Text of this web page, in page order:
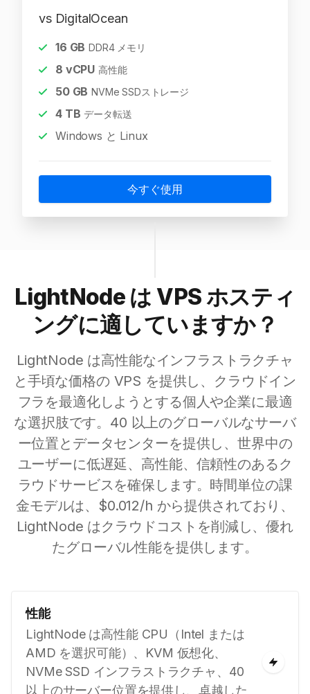
vs DigitalOcean
16 GB DDR4 メモリ
8 vCPU 高性能
50GB NVMe SSDストレージ
4TB データ転送
Windows と Linux
今すぐ使用
LightNode は VPS ホスティ
ングに適していますか？
LightNode は高性能なインフラストラクチャ
と手頃な価格の VPS を提供し、クラウドイン
フラを最適化しようとする個人や企業に最適
な選択肢です。40 以上のグローバルなサーバ
ー位置とデータセンターを提供し、世界中の
ユーザーに低遅延、高性能、信頼性のあるク
ラウドサービスを確保します。時間単位の課
金モデルは、$0.012/h から提供されており、
LightNode はクラウドコストを削減し、優れ
たグローバル性能を提供します。
性能
LightNode は高性能 CPU（Intel または
AMD を選択可能）、KVM 仮想化、
NVMe SSD インフラストラクチャ、40
以上のサーバー位置を提供し、卓越した